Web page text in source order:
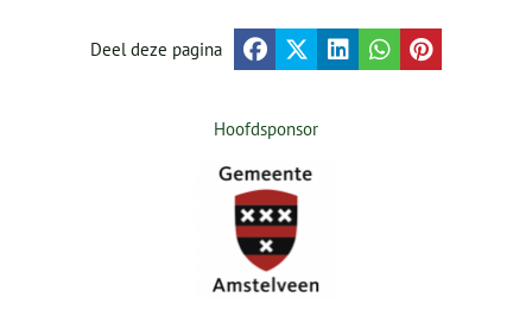
Deel deze pagina
Hoofdsponsor